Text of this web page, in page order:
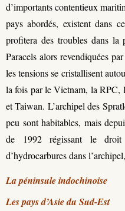
d’importants contentieux
pays abordés, existent dans
profitera des troubles dans la
Paracels alors revendiquées
les tensions se cristallisent
la fois par le Vietnam, la RPC,
et Taiwan. L’archipel des
peu sont habitables, mais
de 1992 régissant le
d’hydrocarbures dans
La péninsule indochinoise
Les pays d’Asie du Sud-Est